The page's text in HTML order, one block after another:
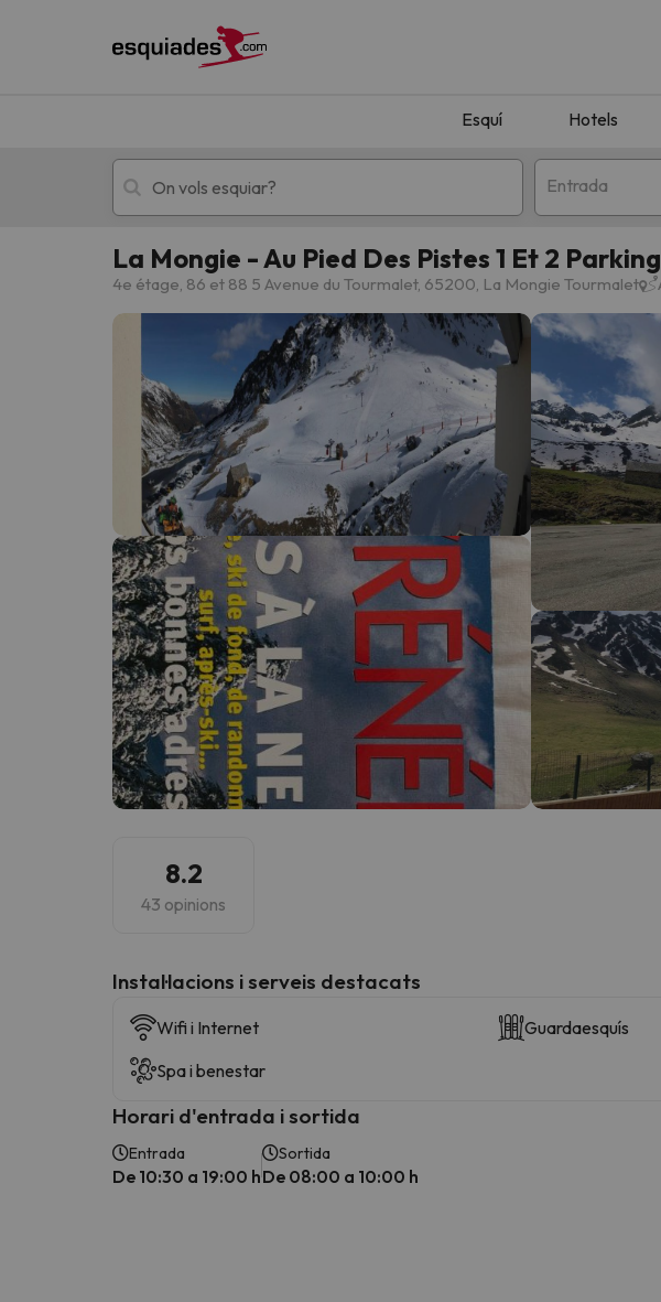
Esquí Hotels
Entrada
Esquí Escapades
!Vaja! No hem trobat resultats que coincideixin amb la teva cerca.
Vaja! Sembla que el nostre cercador ha perdut el nord. Quan trobi la
La Mongie - Au Pied Des Pistes 1 Et 2
4e étage, 86 et 88 5 Avenue du Tourmalet, 65200, La Mongie Tourmalet
8.2
43 opinions
Instal·lacions i serveis destacats
Wifi i Internet
Guardaesquís
Spa i benestar
Horari d'entrada i sortida
Entrada
De 10:30 a 19:00 h
Sortida
De 08:00 a 10:00 h